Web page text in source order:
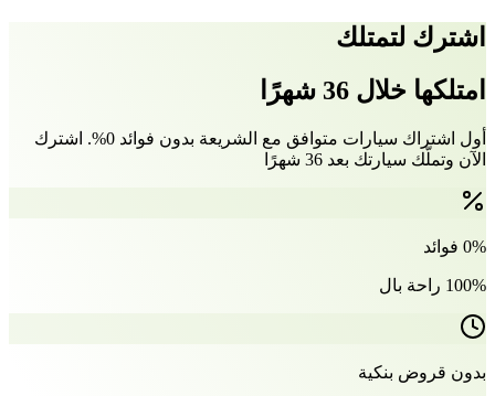
اشترك لتمتلك
امتلكها خلال 36 شهرًا
أول اشتراك سيارات متوافق مع الشريعة بدون فوائد 0%. اشترك
الآن وتملّك سيارتك بعد 36 شهرًا
0% فوائد
100% راحة بال
بدون قروض بنكية